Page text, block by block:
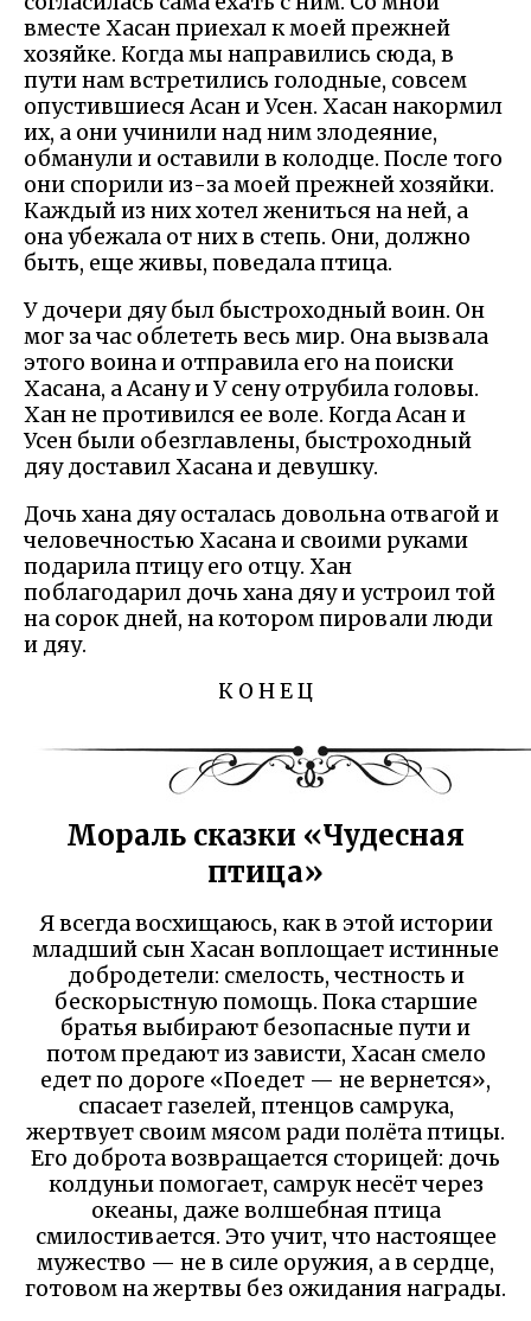
вместе Хасан приехал к моей прежней
хозяйке. Когда мы направились сюда, в
пути нам встретились голодные, совсем
опустившиеся Асан и Усен. Хасан накормил
их, а они учинили над ним злодеяние,
обманули и оставили в колодце. После того
они спорили из-за моей прежней хозяйки.
Каждый из них хотел жениться на ней, а
она убежала от них в степь. Они, должно
быть, еще живы, поведала птица.
У дочери дяу был быстроходный воин. Он
мог за час облететь весь мир. Она вызвала
этого воина и отправила его на поиски
Хасана, а Асану и У сену отрубила головы.
Хан не противился ее воле. Когда Асан и
Усен были обезглавлены, быстроходный
дяу доставил Хасана и девушку.
Дочь хана дяу осталась довольна отвагой и
человечностью Хасана и своими руками
подарила птицу его отцу. Хан
поблагодарил дочь хана дяу и устроил той
на сорок дней, на котором пировали люди
и дяу.
К О Н Е Ц
Мораль сказки «Чудесная
птица»
Я всегда восхищаюсь, как в этой истории
младший сын Хасан воплощает истинные
добродетели: смелость, честность и
бескорыстную помощь. Пока старшие
братья выбирают безопасные пути и
потом предают из зависти, Хасан смело
едет по дороге «Поедет — не вернется»,
спасает газелей, птенцов самрука,
жертвует своим мясом ради полёта птицы.
Его доброта возвращается сторицей: дочь
колдуньи помогает, самрук несёт через
океаны, даже волшебная птица
смилостивается. Это учит, что настоящее
мужество — не в силе оружия, а в сердце,
готовом на жертвы без ожидания награды.